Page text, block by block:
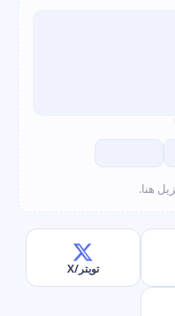
هنا.
تويتر/X